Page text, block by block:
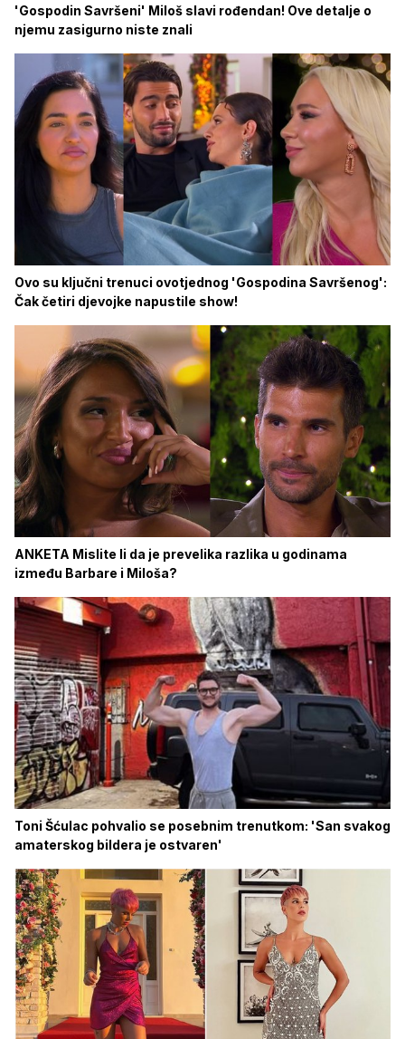
'Gospodin Savršeni' Miloš slavi rođendan! Ove detalje o
njemu zasigurno niste znali
Ovo su ključni trenuci ovotjednog 'Gospodina Savršenog':
Čak četiri djevojke napustile show!
ANKETA Mislite li da je prevelika razlika u godinama
između Barbare i Miloša?
Toni Šćulac pohvalio se posebnim trenutkom: 'San svakog
amaterskog bildera je ostvaren'